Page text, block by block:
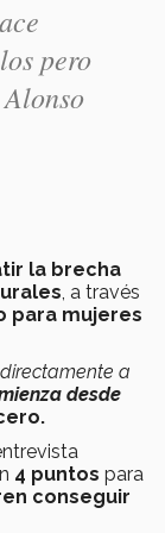
pero
la brecha
, a través
para mujeres
a
desde
4 puntos para
conseguir